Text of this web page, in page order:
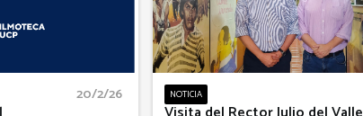
20/2/26 NOTICIA